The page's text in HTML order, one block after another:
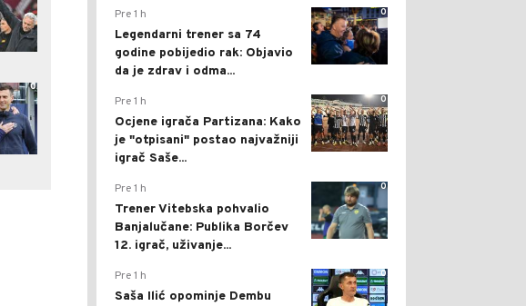
0
0
Pre 1 h
Legendarni trener sa 74
godine pobijedio rak: Objavio
da je zdrav i odma...
0
Pre 1 h
Ocjene igrača Partizana: Kako
je "otpisani" postao najvažniji
igrač Saše...
0
Pre 1 h
Trener Vitebska pohvalio
Banjalučane: Publika Borčev
12. igrač, uživanje...
0
Pre 1 h
Saša Ilić opominje Dembu